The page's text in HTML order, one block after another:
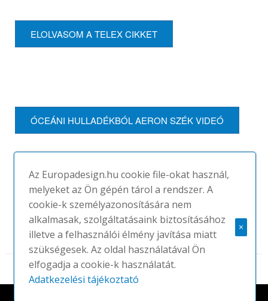
ELOLVASOM A TELEX CIKKET
ÓCEÁNI HULLADÉKBÓL AERON SZÉK VIDEÓ
Az Europadesign.hu cookie file-okat használ,
melyeket az Ön gépén tárol a rendszer. A
cookie-k személyazonosítására nem
alkalmasak, szolgáltatásaink biztosításához
illetve a felhasználói élmény javítása miatt
szükségesek. Az oldal használatával Ön
elfogadja a cookie-k használatát.
Adatkezelési tájékoztató
×